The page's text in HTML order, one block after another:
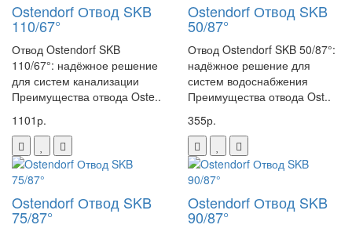
Ostendorf Отвод SKB
110/67°
Отвод Ostendorf SKB
110/67°: надёжное решение
для систем канализации
Преимущества отвода Oste..
1101р.
Ostendorf Отвод SKB
50/87°
Отвод Ostendorf SKB 50/87°:
надёжное решение для
систем водоснабжения
Преимущества отвода Ost..
355р.
Ostendorf Отвод SKB
75/87°
Ostendorf Отвод SKB
90/87°